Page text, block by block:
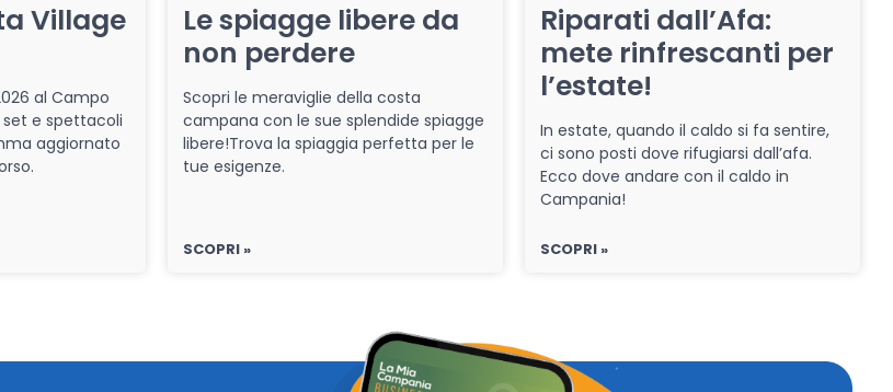
Village
al Campo
set e spettacoli
aggiornato
Le spiagge libere da
non perdere
Scopri le meraviglie della costa
campana con le sue splendide spiagge
libere!Trova la spiaggia perfetta per le
tue esigenze.
SCOPRI »
Riparati dall’Afa:
mete rinfrescanti per
l’estate!
In estate, quando il caldo si fa sentire,
ci sono posti dove rifugiarsi dall’afa.
Ecco dove andare con il caldo in
Campania!
SCOPRI »